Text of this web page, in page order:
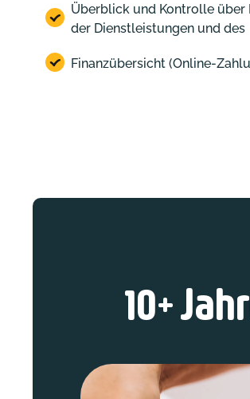
Überblick und Kontrolle über
der Dienstleistungen und des
Finanzübersicht (Online-
10+